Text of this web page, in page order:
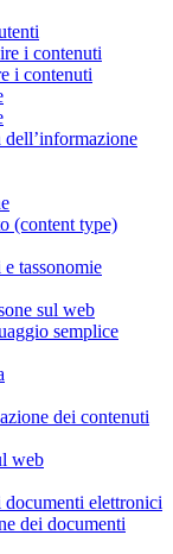
i contenuti
i contenuti
(content type)
tassonomie
sul web
semplice
dei contenuti
web
elettronici
dei documenti